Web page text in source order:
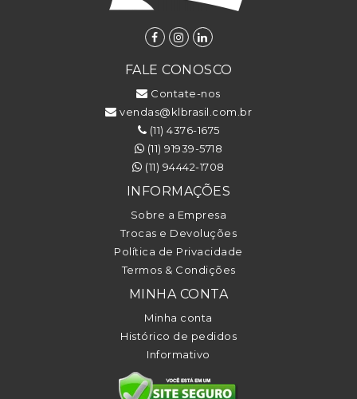
FALE CONOSCO
Contate-nos
vendas@klbrasil.com.br
(11) 4376-1675
(11) 91939-5718
(11) 94442-1708
INFORMAÇÕES
Sobre a Empresa
Trocas e Devoluções
Política de Privacidade
Termos & Condições
MINHA CONTA
Minha conta
Histórico de pedidos
Informativo